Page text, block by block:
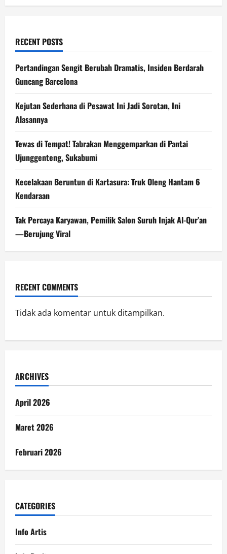
RECENT POSTS
Pertandingan Sengit Berubah Dramatis, Insiden Berdarah
Guncang Barcelona
Kejutan Sederhana di Pesawat Ini Jadi Sorotan, Ini
Alasannya
Tewas di Tempat! Tabrakan Menggemparkan di Pantai
Ujunggenteng, Sukabumi
Kecelakaan Beruntun di Kartasura: Truk Oleng Hantam 6
Kendaraan
Tak Percaya Karyawan, Pemilik Salon Suruh Injak Al-Qur’an
—Berujung Viral
RECENT COMMENTS
Tidak ada komentar untuk ditampilkan.
ARCHIVES
April 2026
Maret 2026
Februari 2026
CATEGORIES
Info Artis